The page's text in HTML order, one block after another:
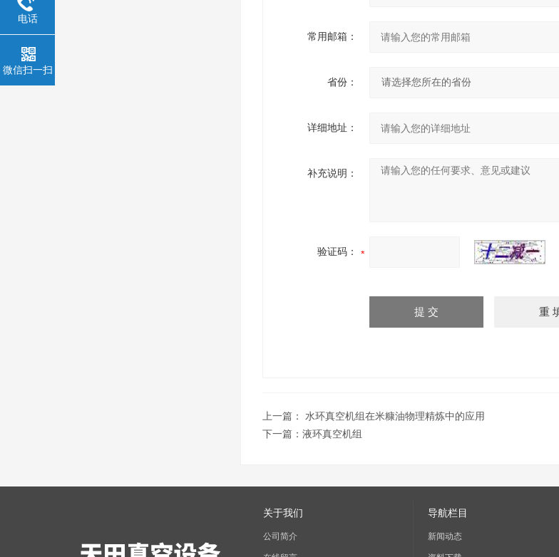
常用邮箱：
省份：
详细地址：
补充说明：
验证码：
上一篇： 水环真空机组在米糠油物理精炼中的应用
下一篇： 液环真空机组
关于我们
公司简介
导航栏目
新闻动态
电话
微信扫一扫